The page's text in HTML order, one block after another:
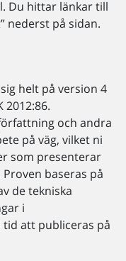
Du hittar länkar till
nederst på sidan.
helt på version 4
2012:86.
och andra
på väg, vilket ni
som presenterar
baseras på
de tekniska
i
att publiceras på